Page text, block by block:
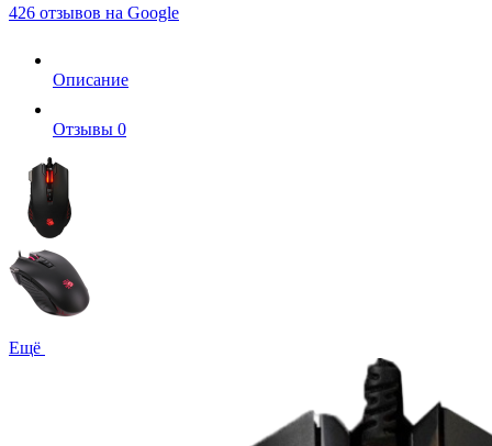
426 отзывов на Google
Описание
Отзывы 0
Ещё